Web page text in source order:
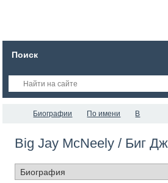
Поиск
Биографии По имени B
Big Jay McNeely / Биг